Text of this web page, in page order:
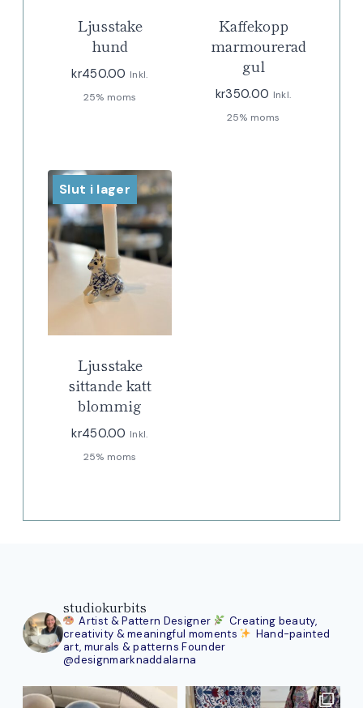
Ljusstake
hund
kr450.00 Inkl.
25% moms
Kaffekopp
marmourerad
gul
kr350.00 Inkl.
25% moms
Slut i lager
Ljusstake
sittande katt
blommig
kr450.00 Inkl.
25% moms
studiokurbits
Artist & Pattern Designer
Creating beauty,
creativity & meaningful moments
Hand-painted
art, murals & patterns Founder
@designmarknaddalarna